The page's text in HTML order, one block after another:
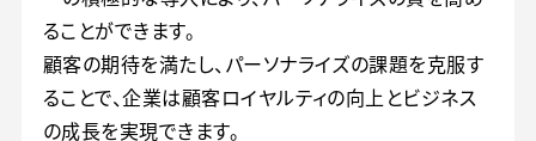
ることができます。
顧客の期待を満たし、パーソナライズの課題を克服す
ることで、企業は顧客ロイヤルティの向上とビジネス
の成長を実現できます。